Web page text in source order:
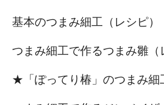
基本のつまみ細工（レシピ）
つまみ細工で作るつまみ雛（
★「ぽってり椿」のつまみ細